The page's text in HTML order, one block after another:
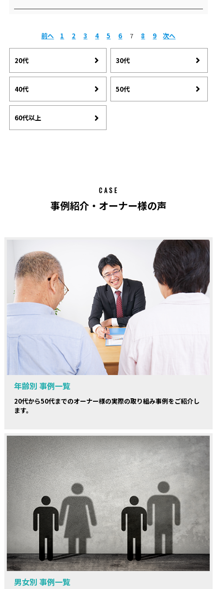
前へ 1 2 3 4 5 6 7 8 9 次へ
20代 30代
40代 50代
60代以上
CASE
事例紹介・オーナー様の声
年齢別 事例一覧
20代から50代までのオーナー様の実際の取り組み事例をご紹介し
ます。
男女別 事例一覧